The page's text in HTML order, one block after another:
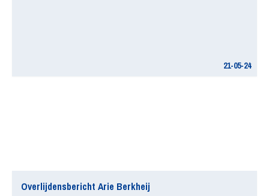
21-05-24
Overlijdensbericht Arie Berkheij